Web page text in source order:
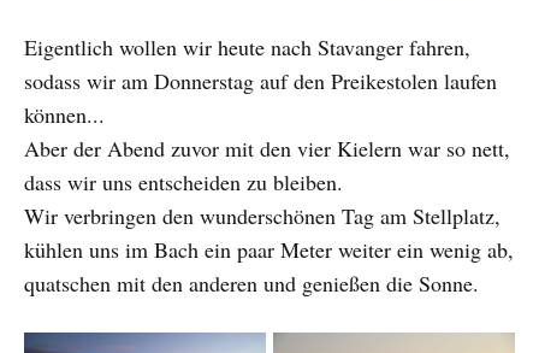
Eigentlich wollen wir heute nach Stavanger fahren,
sodass wir am Donnerstag auf den Preikestolen laufen
können...
Aber der Abend zuvor mit den vier Kielern war so nett,
dass wir uns entscheiden zu bleiben.
Wir verbringen den wunderschönen Tag am Stellplatz,
kühlen uns im Bach ein paar Meter weiter ein wenig ab,
quatschen mit den anderen und genießen die Sonne.